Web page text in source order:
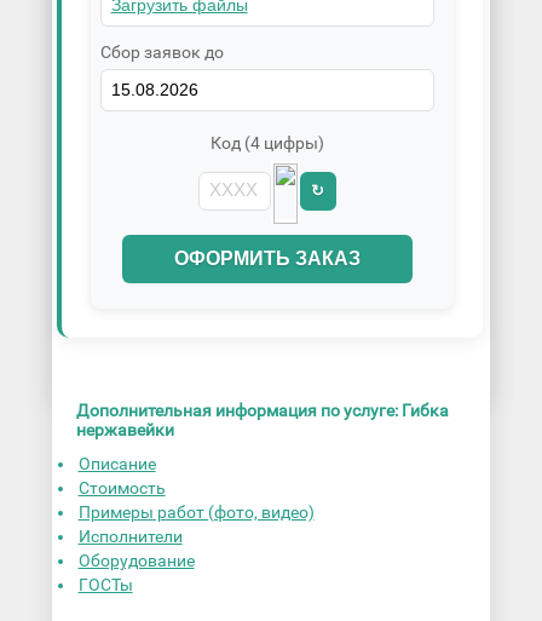
Сбор заявок до
Код (4 цифры)
↻
ОФОРМИТЬ ЗАКАЗ
Дополнительная информация по услуге: Гибка
нержавейки
Описание
Стоимость
Примеры работ (фото, видео)
Исполнители
Оборудование
ГОСТы